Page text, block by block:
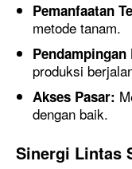
Pemanfaatan
metode tanam.
Pendampingan
produksi
Akses Pasar:
dengan baik.
Sinergi Lintas